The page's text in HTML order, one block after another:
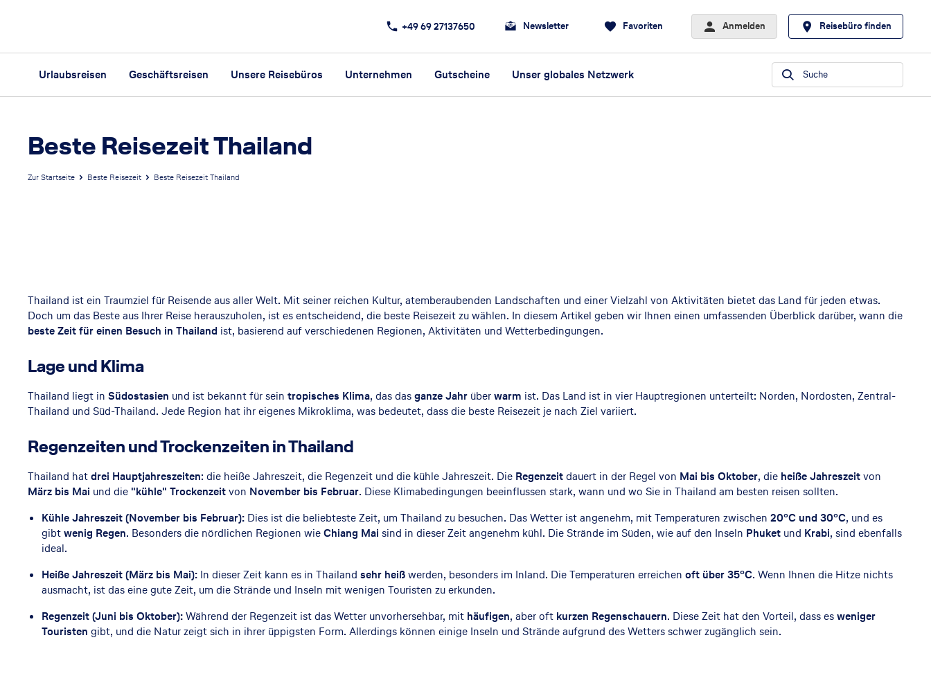
+49 69 27137650 Newsletter Favoriten Anmelden Reisebüro finden
Urlaubsreisen Geschäftsreisen Unsere Reisebüros Unternehmen Gutscheine Unser globales Netzwerk Suche
Beste Reisezeit Thailand
Zur Startseite Beste Reisezeit Beste Reisezeit Thailand
s
t
e
R
e
i
s
e
e
it
T
Thailand ist ein Traumziel für Reisende aus aller Welt. Mit seiner reichen Kultur, atemberaubenden Landschaften und einer Vielzahl von Aktivitäten bietet das Land für jeden etwas.
Doch um das Beste aus Ihrer Reise herauszuholen, ist es entscheidend, die beste Reisezeit zu wählen. In diesem Artikel geben wir Ihnen einen umfassenden Überblick darüber, wann die
beste Zeit für einen Besuch in Thailand ist, basierend auf verschiedenen Regionen, Aktivitäten und Wetterbedingungen.
Lage und Klima
Thailand liegt in Südostasien und ist bekannt für sein tropisches Klima, das dasganze Jahr überwarm ist. Das Land ist in vier Hauptregionen unterteilt: Norden, Nordosten, Zentral-
Thailand und Süd-Thailand. Jede Region hat ihr eigenes Mikroklima, was bedeutet, dass die beste Reisezeit je nach Ziel variiert.
Regenzeiten und Trockenzeiten in Thailand
Thailand hatdrei Hauptjahreszeiten: die heiße Jahreszeit, die Regenzeit und die kühle Jahreszeit. Die Regenzeitdauert in der Regel von Mai bis Oktober, die heiße Jahreszeitvon
März bis Mai und die "kühle" Trockenzeitvon November bis Februar. Diese Klimabedingungen beeinflussen stark, wann und wo Sie in Thailand am besten reisen sollten.
Kühle Jahreszeit (November bis Februar): Dies ist die beliebteste Zeit, um Thailand zu besuchen. Das Wetter ist angenehm, mit Temperaturen zwischen 20°C und 30°C, und es
gibtwenig Regen. Besonders die nördlichen Regionen wieChiang Mai sind in dieser Zeit angenehm kühl. Die Strände im Süden, wie auf den Inseln Phuket und Krabi, sind ebenfalls
ideal.
Heiße Jahreszeit (März bis Mai): In dieser Zeit kann es in Thailand sehr heißwerden, besonders im Inland. Die Temperaturen erreichen oft über 35°C. Wenn Ihnen die Hitze nichts
ausmacht, ist das eine gute Zeit, um die Strände und Inseln mit wenigen Touristen zu erkunden.
Regenzeit (Juni bis Oktober):Während der Regenzeit ist das Wetter unvorhersehbar, mit häufigen, aber oft kurzen Regenschauern. Diese Zeit hat den Vorteil, dass esweniger
Touristen gibt, und die Natur zeigt sich in ihrer üppigsten Form. Allerdings können einige Inseln und Strände aufgrund des Wetters schwer zugänglich sein.